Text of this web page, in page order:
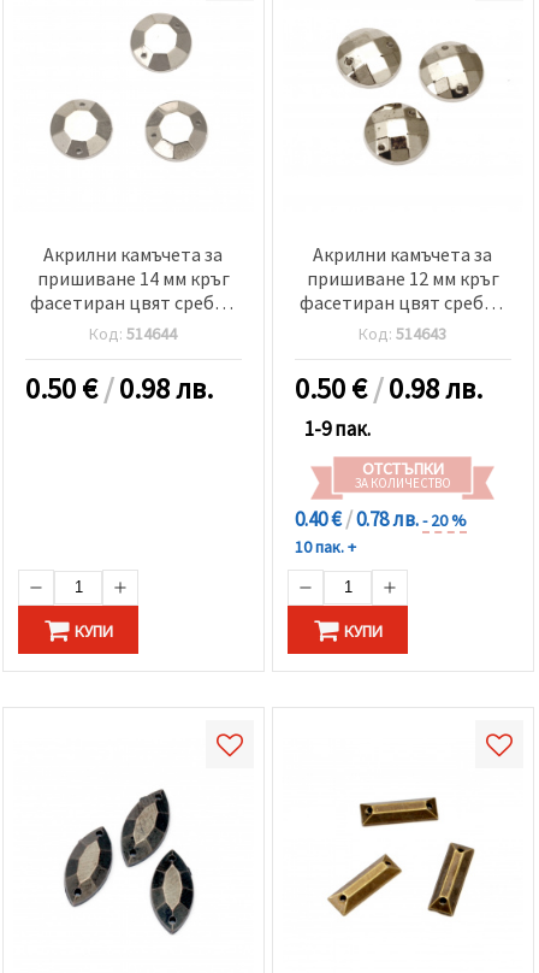
Акрилни камъчета за
пришиване 14 мм кръг
фасетиран цвят сребро
-25 броя
Код:514644
0.50€/0.98 лв.
КУПИ
Акрилни камъчета за
пришиване 12 мм кръг
фасетиран цвят сребро
-25 броя
Код:514643
0.50€/0.98 лв.
1-9 пак.
ОТСТЪПКИ
ЗА КОЛИЧЕСТВО
0.40 €/0.78 лв.- 20 %
10 пак. +
КУПИ